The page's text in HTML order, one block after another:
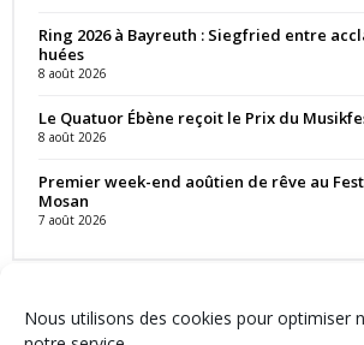
Nous utilisons des cookies pour optimiser
Ring 2026 à Bayreuth : Siegfried entre
huées
8 août 2026
Le Quatuor Ébène reçoit le Prix du
8 août 2026
Premier week-end aoûtien de rêve au
Mosan
7 août 2026